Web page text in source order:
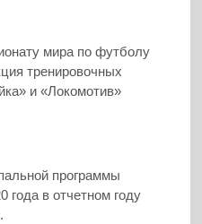
мира по футболу
тренировочных
и «Локомотив»
программы
года в отчетном году